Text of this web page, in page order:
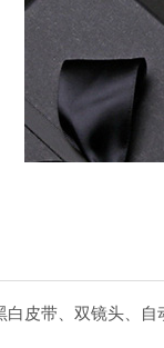
皮带、双镜头、